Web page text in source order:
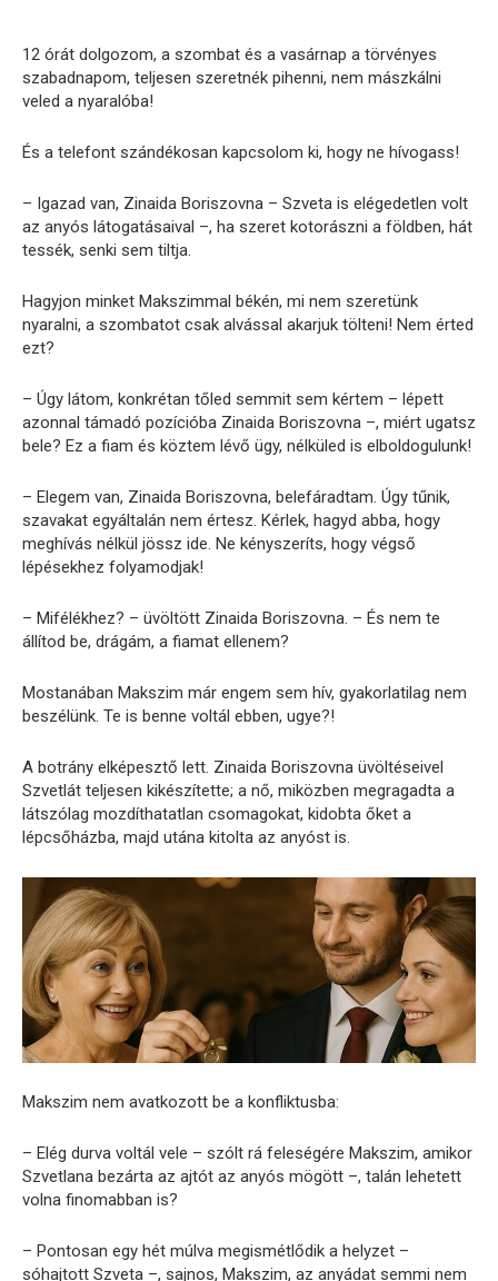
12 órát dolgozom, a szombat és a vasárnap a törvényes
szabadnapom, teljesen szeretnék pihenni, nem mászkálni
veled a nyaralóba!
És a telefont szándékosan kapcsolom ki, hogy ne hívogass!
– Igazad van, Zinaida Boriszovna – Szveta is elégedetlen volt
az anyós látogatásaival –, ha szeret kotorászni a földben, hát
tessék, senki sem tiltja.
Hagyjon minket Makszimmal békén, mi nem szeretünk
nyaralni, a szombatot csak alvással akarjuk tölteni! Nem érted
ezt?
– Úgy látom, konkrétan tőled semmit sem kértem – lépett
azonnal támadó pozícióba Zinaida Boriszovna –, miért ugatsz
bele? Ez a fiam és köztem lévő ügy, nélküled is elboldogulunk!
– Elegem van, Zinaida Boriszovna, belefáradtam. Úgy tűnik,
szavakat egyáltalán nem értesz. Kérlek, hagyd abba, hogy
meghívás nélkül jössz ide. Ne kényszeríts, hogy végső
lépésekhez folyamodjak!
– Mifélékhez? – üvöltött Zinaida Boriszovna. – És nem te
állítod be, drágám, a fiamat ellenem?
Mostanában Makszim már engem sem hív, gyakorlatilag nem
beszélünk. Te is benne voltál ebben, ugye?!
A botrány elképesztő lett. Zinaida Boriszovna üvöltéseivel
Szvetlát teljesen kikészítette; a nő, miközben megragadta a
látszólag mozdíthatatlan csomagokat, kidobta őket a
lépcsőházba, majd utána kitolta az anyóst is.
Makszim nem avatkozott be a konfliktusba:
– Elég durva voltál vele – szólt rá feleségére Makszim, amikor
Szvetlana bezárta az ajtót az anyós mögött –, talán lehetett
volna finomabban is?
– Pontosan egy hét múlva megismétlődik a helyzet –
sóhajtott Szveta –, sajnos, Makszim, az anyádat semmi nem